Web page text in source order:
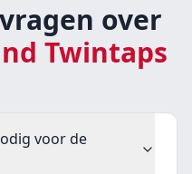
over
Twintaps
voor de